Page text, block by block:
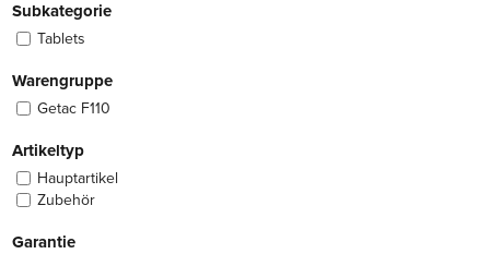
Subkategorie
Tablets
Warengruppe
Getac F110
Artikeltyp
Hauptartikel
Zubehör
Garantie